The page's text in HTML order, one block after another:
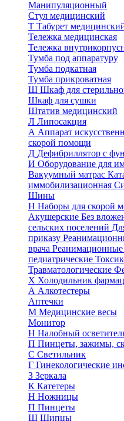
Манипуляционный
Стул медицинский
Т Табурет
Тележка медицинская
Тележка
Тумба под аппаратуру
Тумба подкатная
Тумба прикроватная
Ш Шкаф для
Шкаф для сушки
Штатив медицинский
Л Липосакция
А Аппарат
скорой помощи
Д Дефибриллятор с
И Оборудование для
Вакуумный матрас
иммобилизационная
Шины
Н Наборы для скорой
Акушерские Без
сельских поселений
приказу
врача Реанимационные
педиатрические
Травматологические
Х Холодильник
А Алкотестеры
Аптечки
М Медицинские весы
Монитор
Н Налобный
П Пинцеты, зажимы,
С Светильник
Г Гинекологические
З Зеркала
К Катетеры
Н Ножницы
П Пинцеты
Щ Щипцы